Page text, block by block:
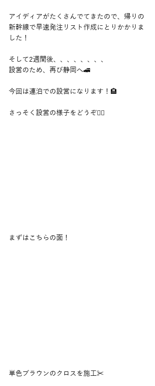
アイディアがたくさんでてきたので、帰りの
新幹線で早速発注リスト作成にとりかかりま
した！
そして2週間後、、、、、、、、
設営のため、再び静岡へ🚄
今回は連泊での設営になります！🏨
さっそく設営の様子をどうぞ🙋‍♂️
まずはこちらの面！
単色ブラウンのクロスを施工✂️